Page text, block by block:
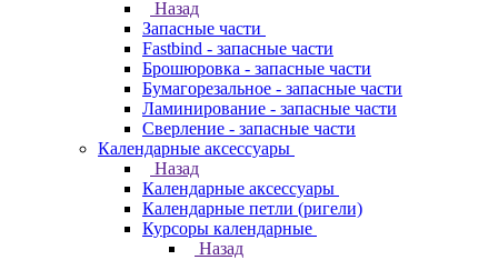
Назад
Запасные части
Fastbind - запасные части
Брошюровка - запасные части
Бумагорезальное - запасные части
Ламинирование - запасные части
Сверление - запасные части
Календарные аксессуары
Назад
Календарные аксессуары
Календарные петли (ригели)
Курсоры календарные
Назад